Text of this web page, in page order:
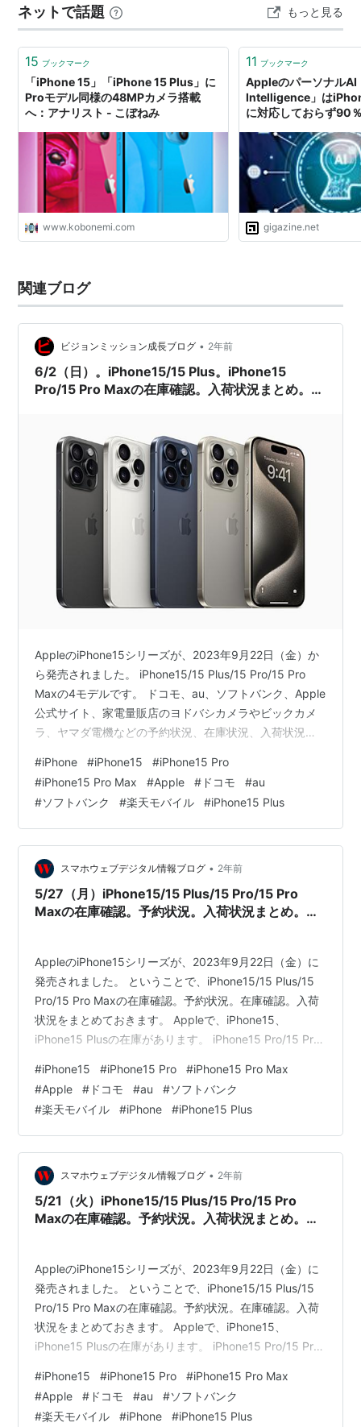
ネットで話題 もっと見る
15 ブックマーク
「iPhone 15」「iPhone 15 Plus」に
Proモデル同様の48MPカメラ搭載
へ：アナリスト - こぼねみ
www.kobonemi.com
11 ブックマーク
Appleのパーソナル
Intelligence」は
に対応しておらず90
gigazine.net
関連ブログ
ビジョンミッション成長ブログ • 2年前
6/2（日）。iPhone15/15 Plus。iPhone15
Pro/15 Pro Maxの在庫確認。入荷状況まとめ。ド
AppleのiPhone15シリーズが、2023年9月22日（金）か
ら発売されました。 iPhone15/15 Plus/15 Pro/15 Pro
Maxの4モデルです。 ドコモ、au、ソフトバンク、Apple
公式サイト、家電量販店のヨドバシカメラやビックカメ
ラ、ヤマダ電機などの予約状況、在庫状況、入荷状況を
iPhone15/15 Plusは在庫があります。 iPhone15 Pro/15
Pro Maxの在庫があるようになりました。 d ドコモオン
ラインショップau auオンラインショップ= ソフトバンク
オンラインショップR 楽天モバイル A…
#iPhone #iPhone15 #iPhone15 Pro
#iPhone15 Pro Max #Apple # ドコモ #au
#ソフトバンク #楽天モバイル #iPhone15 Plus
スマホウェブデジタル情報ブログ • 2年前
5/27（月）iPhone15/15 Plus/15 Pro/15 Pro
Maxの在庫確認。予約状況。入荷状況まとめ。ド
AppleのiPhone15シリーズが、2023年9月22日（金）に
発売されました。 ということで、iPhone15/15 Plus/15
Pro/15 Pro Maxの在庫確認。予約状況。在庫確認。入荷
状況をまとめておきます。 Appleで、iPhone15、
iPhone15 Plusの在庫があります。 iPhone15 Pro/15 Pro
ショップ auオンラインショップ ソフトバンクオンライン
ショップ 楽天モバイル Apple 公式サイト 5/27（月）
iPhone15/15 Plus/15 Pro/15 Pro Maxの在庫確認。…
#iPhone15 #iPhone15 Pro #iPhone15 Pro Max
#Apple # ドコモ #au #ソフトバンク
#楽天モバイル #iPhone #iPhone15 Plus
スマホウェブデジタル情報ブログ • 2年前
5/21（火）iPhone15/15 Plus/15 Pro/15 Pro
Maxの在庫確認。予約状況。入荷状況まとめ。ド
AppleのiPhone15シリーズが、2023年9月22日（金）に
発売されました。 ということで、iPhone15/15 Plus/15
Pro/15 Pro Maxの在庫確認。予約状況。在庫確認。入荷
状況をまとめておきます。 Appleで、iPhone15、
iPhone15 Plusの在庫があります。 iPhone15 Pro/15 Pro
ショップ auオンラインショップ ソフトバンクオンライン
ショップ 楽天モバイル Apple 公式サイト 5/21（火）
iPhone15/15 Plus/15 Pro/15 Pro Maxの在庫確認。…
#iPhone15 #iPhone15 Pro #iPhone15 Pro Max
#Apple # ドコモ #au #ソフトバンク
#楽天モバイル #iPhone #iPhone15 Plus